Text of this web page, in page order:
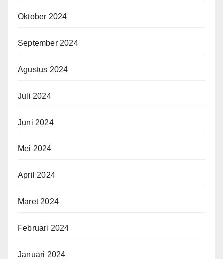
Oktober 2024
September 2024
Agustus 2024
Juli 2024
Juni 2024
Mei 2024
April 2024
Maret 2024
Februari 2024
Januari 2024